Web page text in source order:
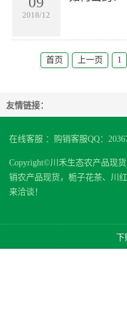
2018/12
首页 上一页 1
友情链接：
在线客服 ：购销客服QQ：
Copyright©川禾生态农产品现
销农产品现货，栀子花茶、川
来洽谈！